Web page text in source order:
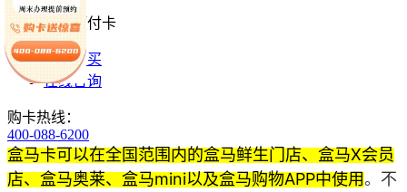
默认预付卡
立即购买
在线咨询
购卡热线：
400-088-6200
盒马卡可以在全国范围内的盒马鲜生门店、盒马X会员
店、盒马奥莱、盒马mini以及盒马购物APP中使用。不